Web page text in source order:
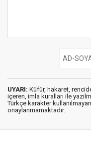
UYARI: Küfür, hakaret,
içeren, imla kuralları ile
Türkçe karakter
onaylanmamaktadır.